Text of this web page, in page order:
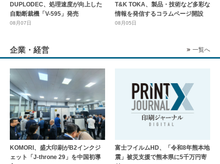
DUPLODEC、処理速度が向上した
自動断裁機「V-595」発売
08月07日
T&K TOKA、製品・技術など多彩な
情報を発信するコラムページ開設
08月05日
企業・経営 一覧へ
KOMORI、盛大印刷がB2インクジ
ェット「J-throne 29」を中国初導
富士フイルムHD、「令和8年熊本地
震」被災支援で熊本県に5千万円寄